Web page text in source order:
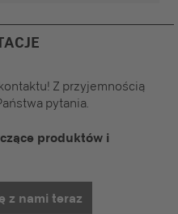
Z przyjemnością
pytania.
produktów i
z nami teraz